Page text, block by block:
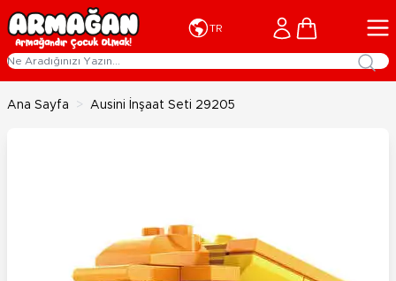
İçeriğe geç
TR Cart
Ana Sayfa > Ausini İnşaat Seti 29205